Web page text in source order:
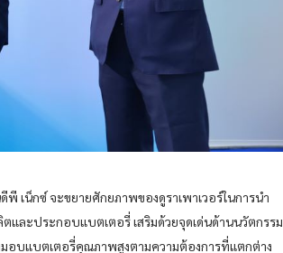
เน็กซ์ จะขยายศักยภาพของดูราเพาเวอร์ในการนำ
ละประกอบแบตเตอรี่ เสริมด้วยจุดเด่นด้านนวัตกรรม
มอบแบตเตอรี่คุณภาพสูงตามความต้องการที่แตกต่าง